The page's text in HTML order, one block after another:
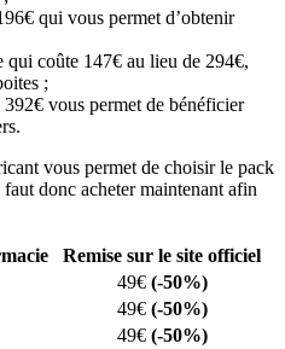
qui vous permet d’obtenir
coûte 147€ au lieu de 294€,
;
vous permet de bénéficier
vous permet de choisir le pack
donc acheter maintenant afin
Remise sur le site officiel
49€ (-50%)
49€ (-50%)
49€ (-50%)